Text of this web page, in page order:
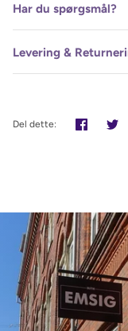
Har du spørgsmål?
Levering &
Del dette: Del